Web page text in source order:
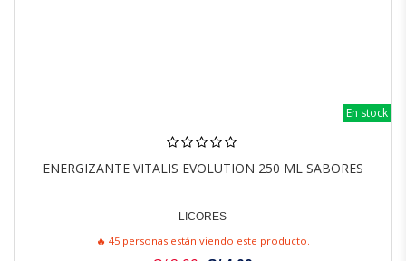
En stock
ENERGIZANTE VITALIS EVOLUTION 250 ML SABORES
LICORES
🔥 45 personas están viendo este producto.